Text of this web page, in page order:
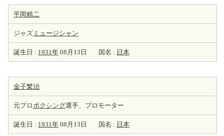
平岡精二
ジャズ ミュージシャン
誕生日 : 1931年 08月13日 国名 : 日本
金子繁治
元プロボクシング選手、プロモーター
誕生日 : 1931年 08月13日 国名 : 日本